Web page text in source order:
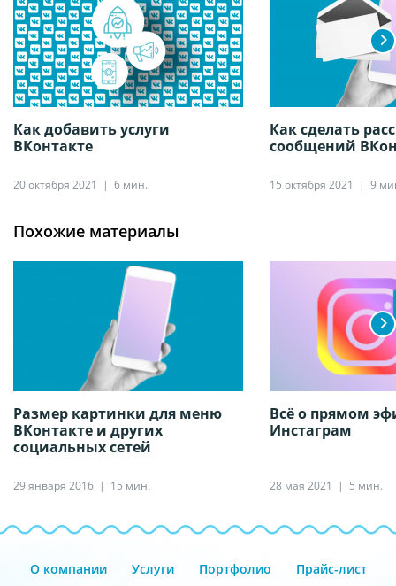
Как добавить услуги
ВКонтакте
20 октября 2021 6 мин.
Как сделать
сообщений
15 октября 2021 9
Похожие материалы
Размер картинки для меню
ВКонтакте и других
социальных сетей
29 января 2016 15 мин.
Всё о прямом
Инстаграм
28 мая 2021 5 мин.
О компании Услуги Портфолио Прайс-лист